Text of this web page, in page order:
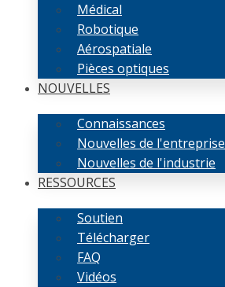
Médical
Robotique
Aérospatiale
Pièces optiques
NOUVELLES
Connaissances
Nouvelles de l'entreprise
Nouvelles de l'industrie
RESSOURCES
Soutien
Télécharger
FAQ
Vidéos